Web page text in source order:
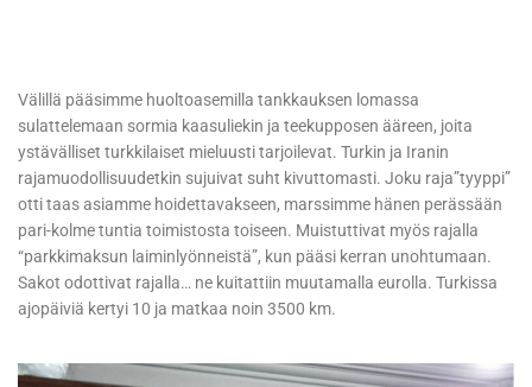
Välillä pääsimme huoltoasemilla tankkauksen lomassa
sulattelemaan sormia kaasuliekin ja teekupposen ääreen, joita
ystävälliset turkkilaiset mieluusti tarjoilevat. Turkin ja Iranin
rajamuodollisuudetkin sujuivat suht kivuttomasti. Joku raja”tyyppi”
otti taas asiamme hoidettavakseen, marssimme hänen perässään
pari-kolme tuntia toimistosta toiseen. Muistuttivat myös rajalla
“parkkimaksun laiminlyönneistä”, kun pääsi kerran unohtumaan.
Sakot odottivat rajalla… ne kuitattiin muutamalla eurolla. Turkissa
ajopäiviä kertyi 10 ja matkaa noin 3500 km.